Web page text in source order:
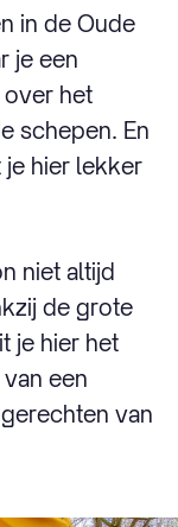
in de Oude
je een
het
schepen. En
je hier lekker
niet altijd
de grote
je hier het
een
van